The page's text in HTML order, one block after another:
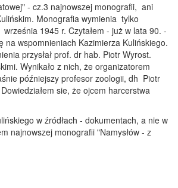
- cz.3 najnowszej monografii, ani
Monografia wymienia tylko
1945 r. Czytałem - już w lata 90. -
na wspomnieniach Kazimierza Kulińskiego.
przysłał prof. dr hab. Piotr Wyrost.
Wynikało z nich, że organizatorem
późniejszy profesor zoologii, dh Piotr
sie, że ojcem harcerstwa
w źródłach - dokumentach, a nie w
najnowszej monografii "Namysłów - z